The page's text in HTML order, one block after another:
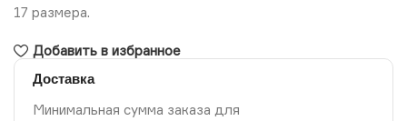
17 размера.
Добавить в избранное
Доставка
Минимальная сумма заказа для